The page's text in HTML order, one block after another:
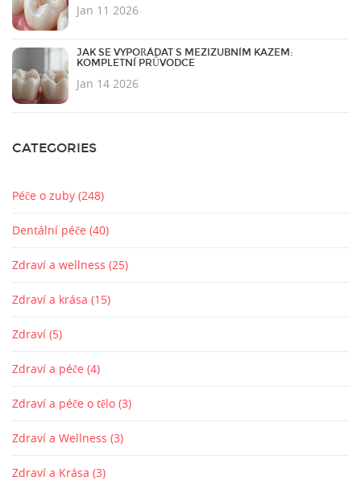
Jan 11 2026
JAK SE VYPOŘÁDAT S MEZIZUBNÍM KAZEM:
KOMPLETNÍ PRŮVODCE
Jan 14 2026
CATEGORIES
Péče o zuby (248)
Dentální péče (40)
Zdraví a wellness (25)
Zdraví a krása (15)
Zdraví (5)
Zdraví a péče (4)
Zdraví a péče o tělo (3)
Zdraví a Wellness (3)
Zdraví a Krása (3)